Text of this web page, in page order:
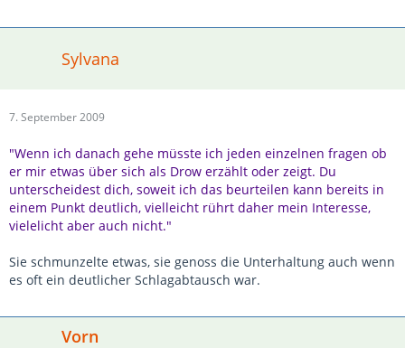
Sylvana
7. September 2009
"Wenn ich danach gehe müsste ich jeden einzelnen fragen ob
er mir etwas über sich als Drow erzählt oder zeigt. Du
unterscheidest dich, soweit ich das beurteilen kann bereits in
einem Punkt deutlich, vielleicht rührt daher mein Interesse,
vielelicht aber auch nicht."
Sie schmunzelte etwas, sie genoss die Unterhaltung auch wenn
es oft ein deutlicher Schlagabtausch war.
Vorn